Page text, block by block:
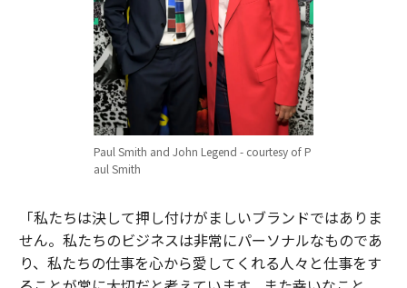
Paul Smith and John Legend - courtesy of P
aul Smith
「私たちは決して押し付けがましいブランドではありま
せん。私たちのビジネスは非常にパーソナルなものであ
り、私たちの仕事を心から愛してくれる人々と仕事をす